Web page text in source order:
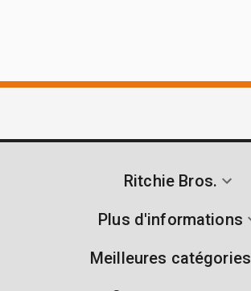
Ritchie Bros.
Plus d'informations
Meilleures catégories